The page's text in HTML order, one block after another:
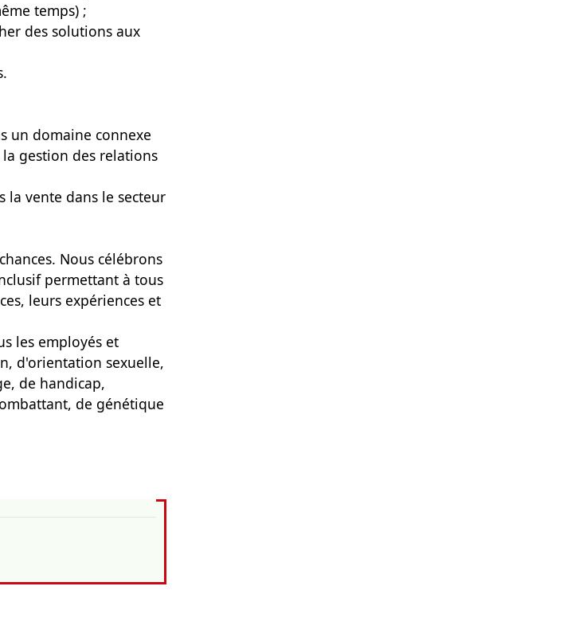
temps) ;
des solutions aux
un domaine connexe
gestion des relations
la vente dans le secteur
Nous célébrons
permettant à tous
leurs expériences et
les employés et
d'orientation sexuelle,
de handicap,
de génétique